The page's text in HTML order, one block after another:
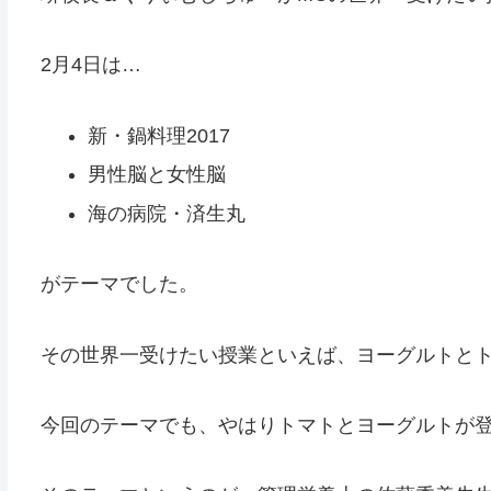
2月4日は…
新・鍋料理2017
男性脳と女性脳
海の病院・済生丸
がテーマでした。
その世界一受けたい授業といえば、ヨーグルトとト
今回のテーマでも、やはりトマトとヨーグルトが